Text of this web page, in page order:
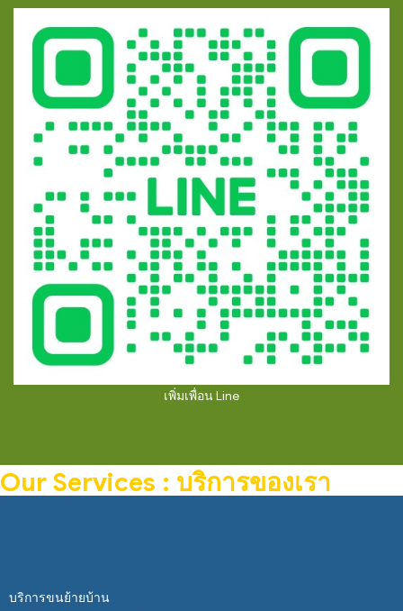
เพิ่มเพื่อน Line
Our Services : บริการของเรา
บริการขนย้ายบ้าน